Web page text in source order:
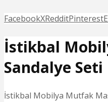
FacebookXRedditPinterest
İstikbal
Sandalye Seti
İstikbal Mobilya Mutfak